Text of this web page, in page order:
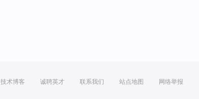
技术博客 诚聘英才 联系我们 站点地图 网络举报